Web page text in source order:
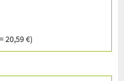
20,59 €)